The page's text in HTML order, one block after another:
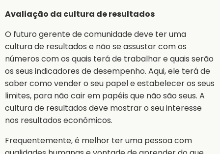
Avaliação da cultura de resultados
O futuro gerente de comunidade deve ter uma
cultura de resultados e não se assustar com os
números com os quais terá de trabalhar e quais serão
os seus indicadores de desempenho. Aqui, ele terá de
saber como vender o seu papel e estabelecer os seus
limites, para não cair em papéis que não são seus. A
cultura de resultados deve mostrar o seu interesse
nos resultados econômicos.
Frequentemente, é melhor ter uma pessoa com